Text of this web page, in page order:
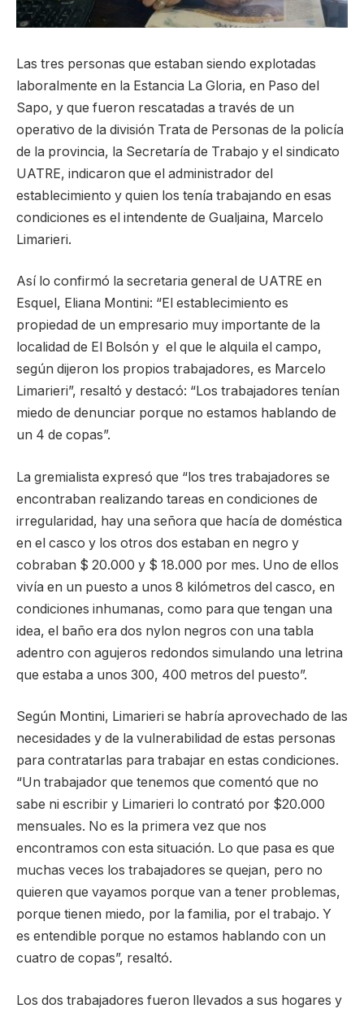
Las tres personas que estaban siendo explotadas
laboralmente en la Estancia La Gloria, en Paso del
Sapo, y que fueron rescatadas a través de un
operativo de la división Trata de Personas de la policía
de la provincia, la Secretaría de Trabajo y el sindicato
UATRE, indicaron que el administrador del
establecimiento y quien los tenía trabajando en esas
condiciones es el intendente de Gualjaina, Marcelo
Limarieri.
Así lo confirmó la secretaria general de UATRE en
Esquel, Eliana Montini: “El establecimiento es
propiedad de un empresario muy importante de la
localidad de El Bolsón y el que le alquila el campo,
según dijeron los propios trabajadores, es Marcelo
Limarieri”, resaltó y destacó: “Los trabajadores tenían
miedo de denunciar porque no estamos hablando de
un 4 de copas”.
La gremialista expresó que “los tres trabajadores se
encontraban realizando tareas en condiciones de
irregularidad, hay una señora que hacía de doméstica
en el casco y los otros dos estaban en negro y
cobraban $ 20.000 y $ 18.000 por mes. Uno de ellos
vivía en un puesto a unos 8 kilómetros del casco, en
condiciones inhumanas, como para que tengan una
idea, el baño era dos nylon negros con una tabla
adentro con agujeros redondos simulando una letrina
que estaba a unos 300, 400 metros del puesto”.
Según Montini, Limarieri se habría aprovechado de las
necesidades y de la vulnerabilidad de estas personas
para contratarlas para trabajar en estas condiciones.
“Un trabajador que tenemos que comentó que no
sabe ni escribir y Limarieri lo contrató por $20.000
mensuales. No es la primera vez que nos
encontramos con esta situación. Lo que pasa es que
muchas veces los trabajadores se quejan, pero no
quieren que vayamos porque van a tener problemas,
porque tienen miedo, por la familia, por el trabajo. Y
es entendible porque no estamos hablando con un
cuatro de copas”, resaltó.
Los dos trabajadores fueron llevados a sus hogares y